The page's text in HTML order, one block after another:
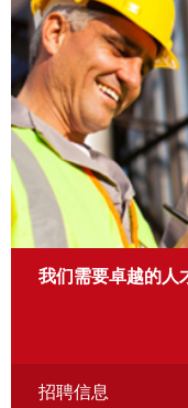
我们需要卓越的人
招聘信息